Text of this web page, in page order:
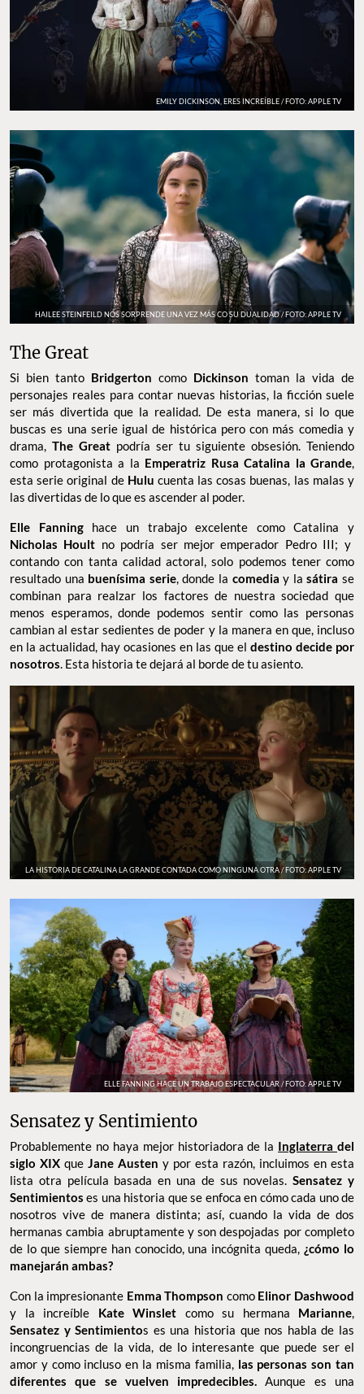
EMILY DICKINSON, ERES INCREÍBLE / FOTO: APPLE TV
HAILEE STEINFEILD NOS SORPRENDE UNA VEZ MÁS CO SU DUALIDAD / FOTO: APPLE TV
The Great
Si bien tanto Bridgerton como Dickinson toman la vida de
personajes reales para contar nuevas historias, la ficción suele
ser más divertida que la realidad. De esta manera, si lo que
buscas es una serie igual de histórica pero con más comedia y
drama, The Great podría ser tu siguiente obsesión. Teniendo
como protagonista a la Emperatriz Rusa Catalina la Grande,
esta serie original deHulu cuenta las cosas buenas, las malas y
las divertidas de lo que es ascender al poder.
Elle Fanninghace un trabajo excelente como Catalina y
Nicholas Hoult no podría ser mejor emperador Pedro III; y
contando con tanta calidad actoral, solo podemos tener como
resultado una buenísima serie, donde la comedia y lasátira se
combinan para realzar los factores de nuestra sociedad que
menos esperamos, donde podemos sentir como las personas
cambian al estar sedientes de poder y la manera en que, incluso
en la actualidad, hay ocasiones en las que el destino decide por
nosotros. Esta historia te dejará al borde de tu asiento.
LA HISTORIA DE CATALINA LA GRANDE CONTADA COMO NINGUNA OTRA / FOTO: APPLE TV
ELLE FANNING HACE UN TRABAJO ESPECTACULAR / FOTO: APPLE TV
Sensatez y Sentimiento
Probablemente no haya mejor historiadora de la Inglaterra del
siglo XIX que Jane Austen y por esta razón, incluimos en esta
lista otra película basada en una de sus novelas. Sensatez y
Sentimientos es una historia que se enfoca en cómo cada uno de
nosotros vive de manera distinta; así, cuando la vida de dos
hermanas cambia abruptamente y son despojadas por completo
de lo que siempre han conocido, una incógnita queda, ¿cómo lo
manejarán ambas?
Con la impresionante Emma Thompson como Elinor Dashwood
y la increíble Kate Winslet como su hermana Marianne,
Sensatez y Sentimientos es una historia que nos habla de las
incongruencias de la vida, de lo interesante que puede ser el
amor y como incluso en la misma familia, las personas son tan
diferentes que se vuelven impredecibles. Aunque es una